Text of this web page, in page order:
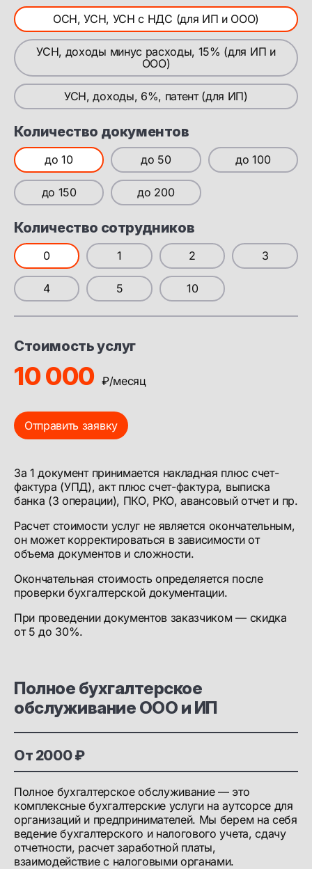
ОСН, УСН, УСН с НДС (для ИП и ООО)
УСН, доходы минус расходы, 15% (для ИП и
ООО)
УСН, доходы, 6%, патент (для ИП)
Количество документов
до 10 до 50 до 100
до 150 до 200
Количество сотрудников
0 1 2 3
4 5 10
Стоимость услуг
10 000 ₽/месяц
За 1 документ принимается накладная плюс счет-
фактура (УПД), акт плюс счет-фактура, выписка
банка (3 операции), ПКО, РКО, авансовый отчет и пр.
Расчет стоимости услуг не является окончательным,
он может корректироваться в зависимости от
объема документов и сложности.
Окончательная стоимость определяется после
проверки бухгалтерской документации.
При проведении документов заказчиком — скидка
от 5 до 30%.
Отправить заявку
Полное бухгалтерское
обслуживание ООО и ИП
От 2000 ₽
Полное бухгалтерское обслуживание — это
комплексные бухгалтерские услуги на аутсорсе для
организаций и предпринимателей. Мы берем на себя
ведение бухгалтерского и налогового учета, сдачу
отчетности, расчет заработной платы,
взаимодействие с налоговыми органами.